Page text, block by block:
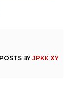
BY JPKK XY